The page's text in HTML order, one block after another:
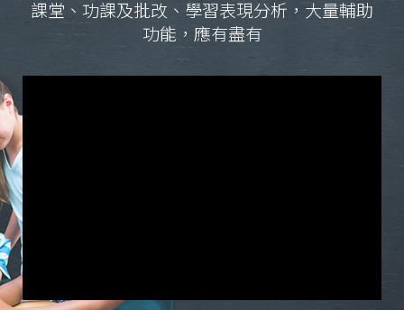
課堂、功課及批改、學習表現分析，大量輔助
功能，應有盡有